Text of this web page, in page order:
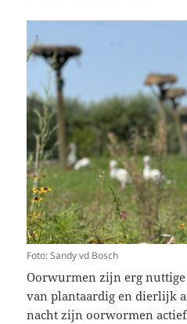
Foto: Sandy vd Bosch
Oorwurmen zijn erg nuttige
van plantaardig en dierlijk
nacht zijn oorwormen